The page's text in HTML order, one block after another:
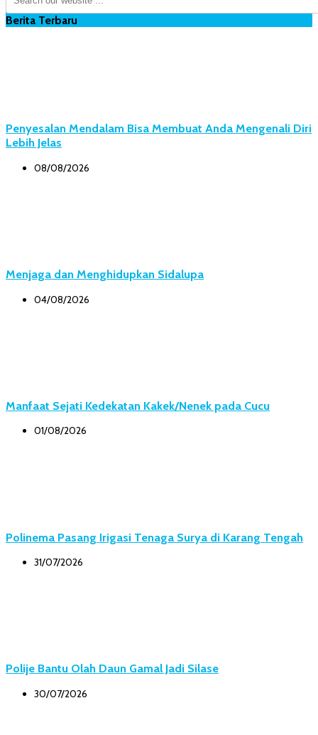
Berita Terbaru
Penyesalan Mendalam Bisa Membuat Anda Mengenali Diri
Lebih Jelas
08/08/2026
Menjaga dan Menghidupkan Sidalupa
04/08/2026
Manfaat Sejati Kedekatan Kakek/Nenek pada Cucu
01/08/2026
Polinema Pasang Irigasi Tenaga Surya di Karang Tengah
31/07/2026
Polije Bantu Olah Daun Gamal Jadi Silase
30/07/2026